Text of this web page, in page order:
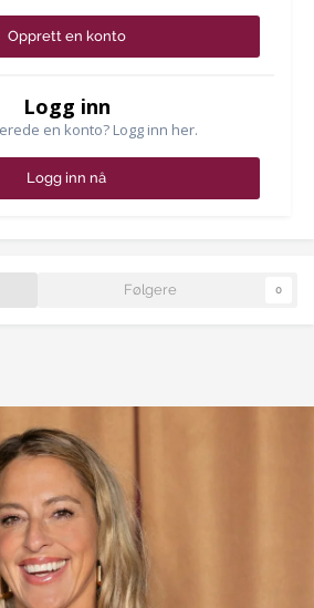
Opprett en konto
Logg inn
en konto? Logg inn her.
Logg inn nå
Følgere 0